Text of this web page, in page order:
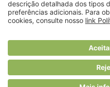
© 2018
O portal dos